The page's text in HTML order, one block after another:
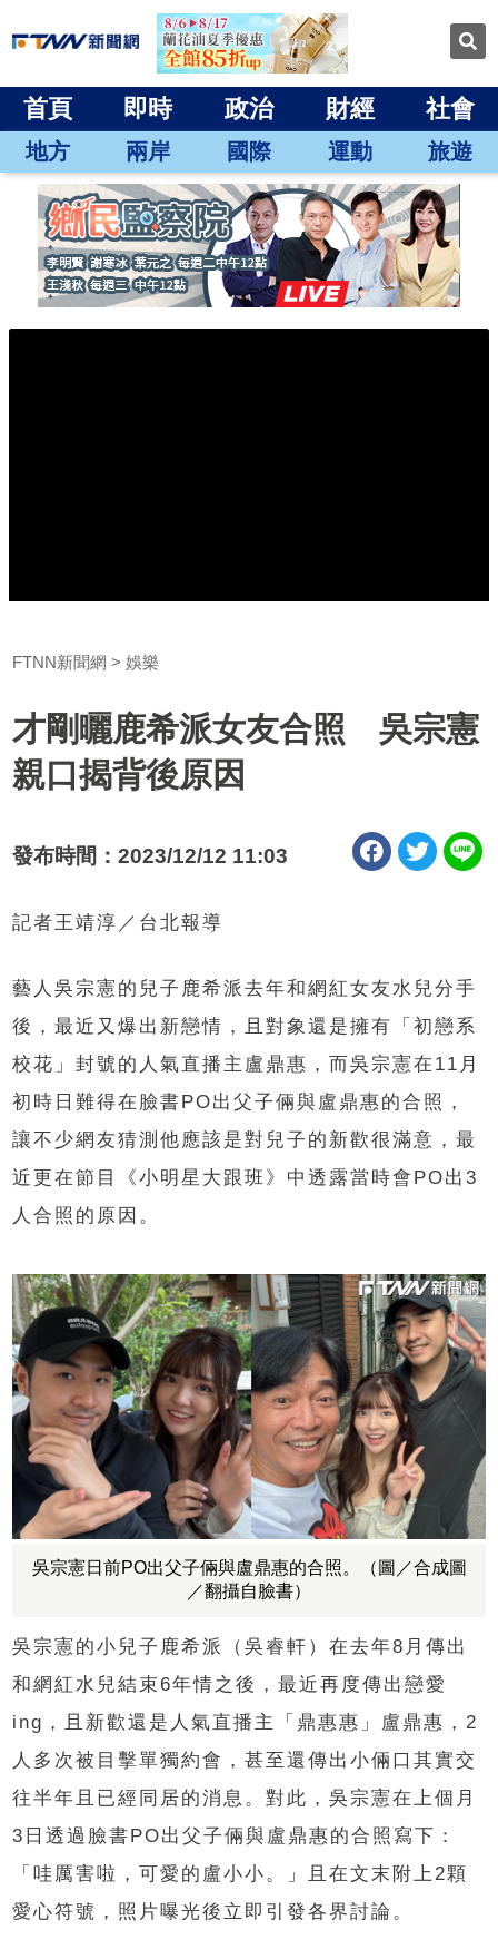
首頁 即時 政治 財經 社會
地方 兩岸 國際 運動 旅遊
FTNN新聞網 娛樂
才剛曬鹿希派女友合照 吳宗憲
親口揭背後原因
發布時間：2023/12/12 11:03
記者王靖淳／台北報導
藝人吳宗憲的兒子鹿希派去年和網紅女友水兒分手
後，最近又爆出新戀情，且對象還是擁有「初戀系
校花」封號的人氣直播主盧鼎惠，而吳宗憲在11月
初時日難得在臉書PO出父子倆與盧鼎惠的合照，
讓不少網友猜測他應該是對兒子的新歡很滿意，最
近更在節目《小明星大跟班》中透露當時會PO出3
人合照的原因。
吳宗憲日前PO出父子倆與盧鼎惠的合照。（圖／合成圖
／翻攝自臉書）
吳宗憲的小兒子鹿希派（吳睿軒）在去年8月傳出
和網紅水兒結束6年情之後，最近再度傳出戀愛
ing，且新歡還是人氣直播主「鼎惠惠」盧鼎惠，2
人多次被目擊單獨約會，甚至還傳出小倆口其實交
往半年且已經同居的消息。對此，吳宗憲在上個月
3日透過臉書PO出父子倆與盧鼎惠的合照寫下：
「哇厲害啦，可愛的盧小小。」且在文末附上2顆
愛心符號，照片曝光後立即引發各界討論。